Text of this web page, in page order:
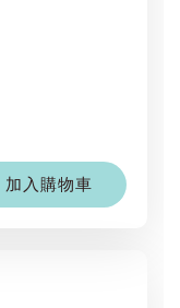
加入購物車